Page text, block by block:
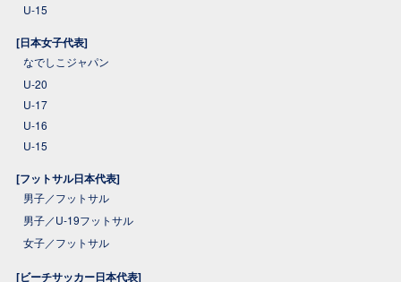
U-15
[日本女子代表]
なでしこジャパン
U-20
U-17
U-16
U-15
[フットサル日本代表]
男子／フットサル
男子／U-19フットサル
女子／フットサル
[ビーチサッカー日本代表]